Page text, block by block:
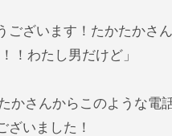
ございます！たかたかさ
！わたし男だけど」
かさんからこのような電
ざいました！